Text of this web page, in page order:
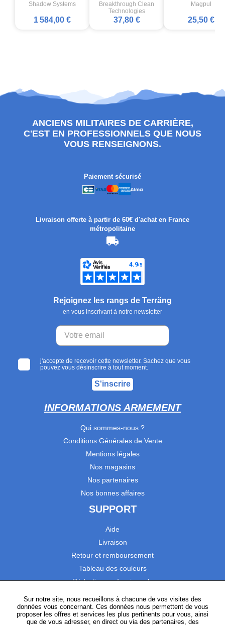
Shadow Systems
1 584,00 €
Breakthrough Clean
Technologies
37,80 €
Magpul
25,50 €
ANCIENS MILITAIRES DE CARRIÈRE,
C'EST EN PROFESSIONNELS QUE NOUS
VOUS RENSEIGNONS.
Paiement sécurisé
Livraison offerte à partir de 60€ d'achat en France
métropolitaine
Rejoignez les rangs de Terräng
en vous inscrivant à notre newsletter
j'accepte de recevoir cette newsletter. Sachez que vous
pouvez vous désinscrire à tout moment.
S'inscrire
INFORMATIONS ARMEMENT
Qui sommes-nous ?
Conditions Générales de Vente
Mentions légales
Nos magasins
Nos partenaires
Nos bonnes affaires
SUPPORT
Aide
Livraison
Retour et remboursement
Tableau des couleurs
Réduction professionnels
Satisfaction Clients
Sur notre site, nous recueillons à chacune de vos visites des
données vous concernant. Ces données nous permettent de vous
proposer les offres et services les plus pertinents pour vous, ainsi
que de vous adresser, en direct ou via des partenaires, des